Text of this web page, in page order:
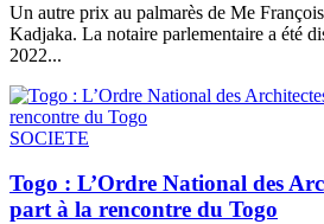
Un autre prix au palmarès de Me
Kadjaka. La notaire parlementaire a été
2022...
SOCIETE
Togo : L’Ordre National des
part à la rencontre du Togo